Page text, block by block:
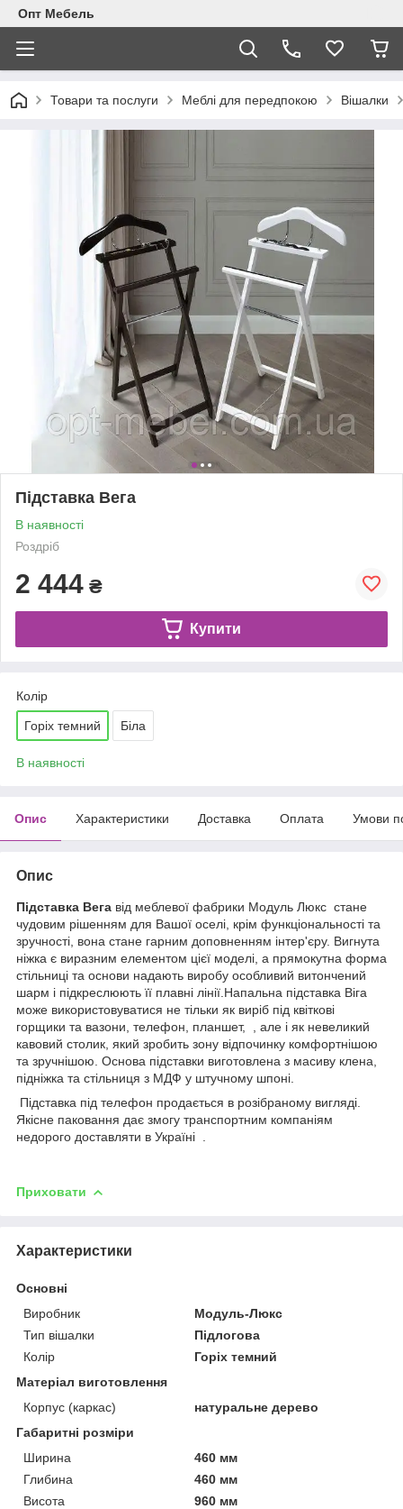
Опт Мебель
Товари та послуги Меблi для передпокою Вішалки
Підставка Вега
В наявності
Роздріб
2 444 ₴
Купити
Колір
Горіх темний Біла
В наявності
Опис Характеристики Доставка Оплата Умови
Опис
Підставка Вега від меблевої фабрики Модуль Люкс стане
чудовим рішенням для Вашої оселі, крім функціональності та
зручності, вона стане гарним доповненням інтер'єру. Вигнута
ніжка є виразним елементом цієї моделі, а прямокутна форма
стільниці та основи надають виробу особливий витончений
шарм і підкреслюють її плавні лінії.Напальна підставка Віга
може використовуватися не тільки як виріб під квіткові
горщики та вазони, телефон, планшет, , але і як невеликий
кавовий столик, який зробить зону відпочинку комфортнішою
та зручнішою. Основа підставки виготовлена з масиву клена,
підніжка та стільниця з МДФ у штучному шпоні.
Підставка під телефон продається в розібраному вигляді.
Якісне паковання дає змогу транспортним компаніям
недорого доставляти в Україні .
Приховати
Характеристики
Основні
Виробник
Модуль-Люкс
Тип вішалки
Підлогова
Колір
Горіх темний
Матеріал виготовлення
Корпус (каркас)
натуральне дерево
Габаритні розміри
Ширина
460 мм
Глибина
460 мм
Висота
960 мм